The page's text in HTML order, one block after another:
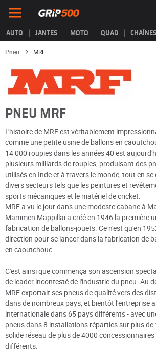
AUTO JANTES MOTO QUAD
Pneu MRF
PNEU MRF
L'histoire de MRF est véritablement
comme une petite usine de ballons en
14 000 roupies dans les années 40 est
plusieurs milliards de roupies, produisant des
utilisés en Inde et à travers le monde, tout en
divers secteurs tels que les peintures et
sports mécaniques et le matériel de cricket.
MRF a vu le jour dans une modeste cabane à
Mammen Mappillai a créé en 1946 la première
fabrication de ballons-jouets. Ce n'est qu'en
direction pour se lancer dans la fabrication de
en caoutchouc.
C'est ainsi que commença son ascension
de leader incontesté de l'industrie du pneu. Au
MRF exportait ses pneus de qualité vers des
dans de nombreux pays, et bientôt l'entreprise
internationale dans 65 pays différents - avec
pneus dans 8 installations réparties sur plus de
solide réseau de plus de 4000
différents.